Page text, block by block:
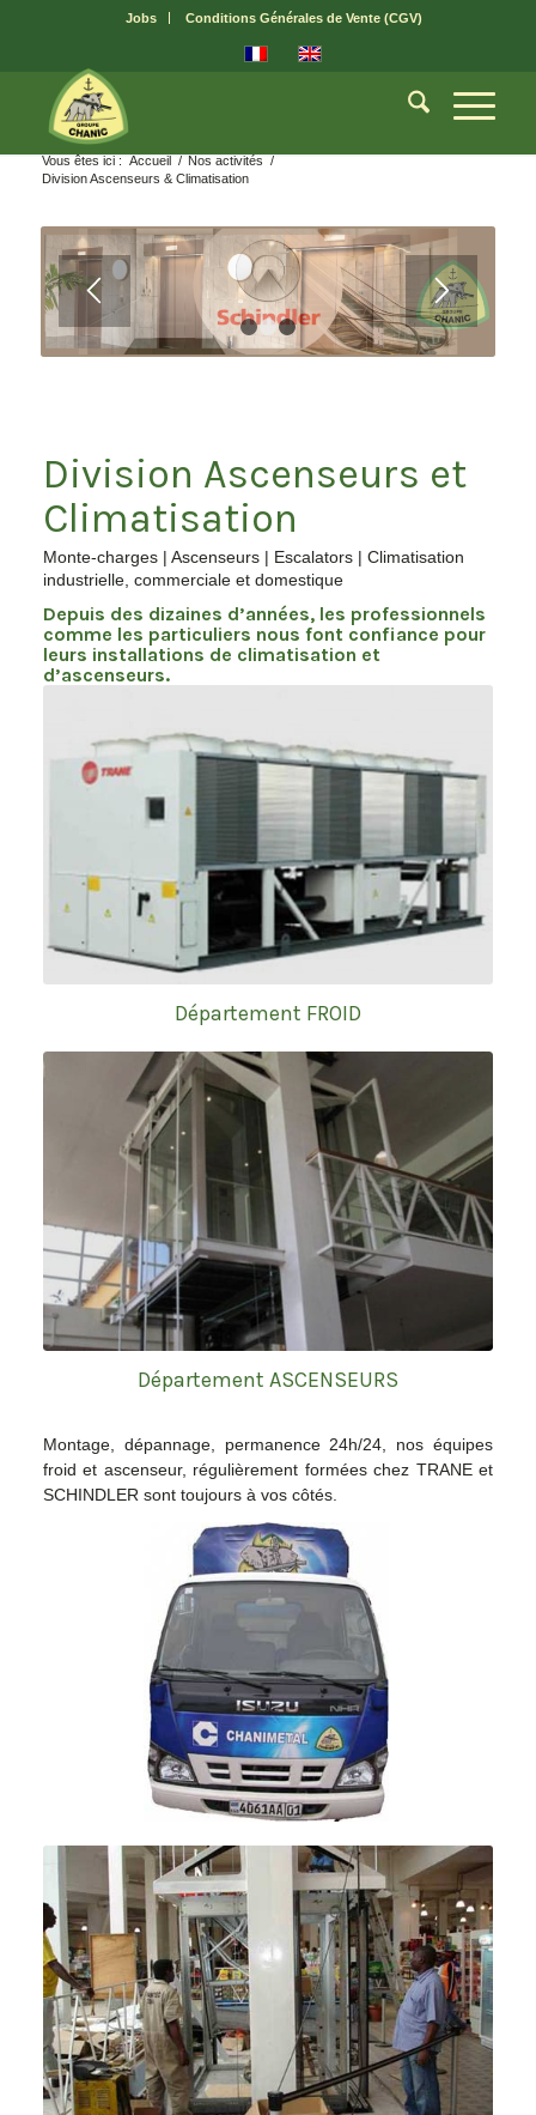
Jobs Conditions Générales de Vente (CGV)
Vous êtes ici : Accueil / Nos activités /
Division Ascenseurs & Climatisation
1 2 3
Division Ascenseurs et
Climatisation
Monte-charges | Ascenseurs | Escalators | Climatisation
industrielle, commerciale et domestique
Depuis des dizaines d’années, les professionnels
comme les particuliers nous font confiance pour
leurs installations de climatisation et
d’ascenseurs.
Département FROID
Département ASCENSEURS
Montage, dépannage, permanence 24h/24, nos équipes
froid et ascenseur, régulièrement formées chez TRANE et
SCHINDLER sont toujours à vos côtés.